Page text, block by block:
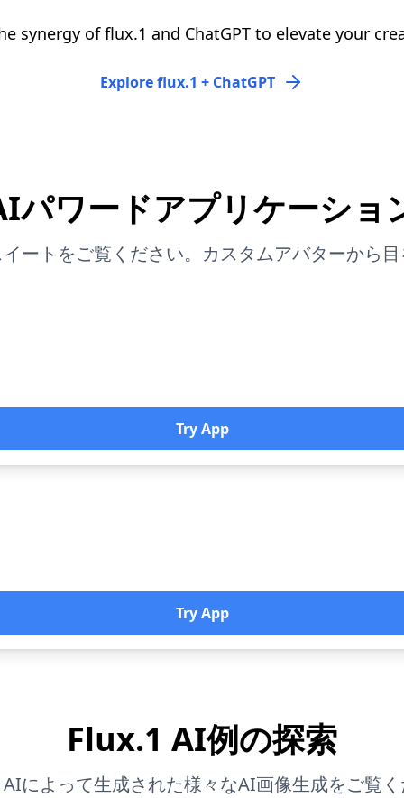
synergy of flux.1 and ChatGPT to elevate your
Explore flux.1 + ChatGPT
パワードアプリケーショ
ートをご覧ください。カスタムアバターから
Try App
Try App
Flux.1 AI例の探索
によって生成された様々なAI画像生成をご覧